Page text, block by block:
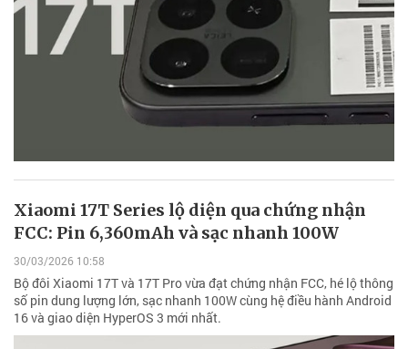
Xiaomi 17T Series lộ diện qua chứng nhận
FCC: Pin 6,360mAh và sạc nhanh 100W
30/03/2026 10:58
Bộ đôi Xiaomi 17T và 17T Pro vừa đạt chứng nhận FCC, hé lộ thông
số pin dung lượng lớn, sạc nhanh 100W cùng hệ điều hành Android
16 và giao diện HyperOS 3 mới nhất.